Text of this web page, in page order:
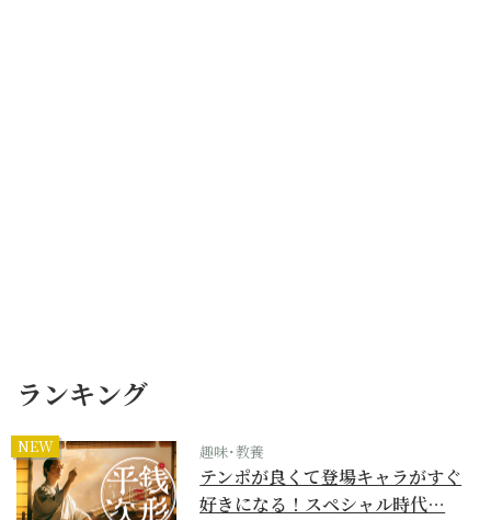
ランキング
NEW 趣味･教養
テンポが良くて登場キャラがすぐ
好きになる！スペシャル時代…